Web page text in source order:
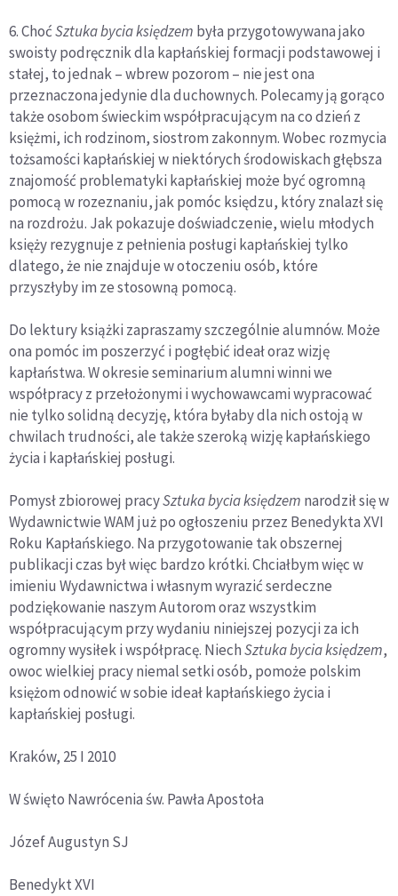
6. ChoćSztuka bycia księdzem była przygotowywana jako
swoisty podręcznik dla kapłańskiej formacji podstawowej i
stałej, to jednak – wbrew pozorom – nie jest ona
przeznaczona jedynie dla duchownych. Polecamy ją gorąco
także osobom świeckim współpracującym na co dzień z
księżmi, ich rodzinom, siostrom zakonnym. Wobec rozmycia
tożsamości kapłańskiej w niektórych środowiskach głębsza
znajomość problematyki kapłańskiej może być ogromną
pomocą w rozeznaniu, jak pomóc księdzu, który znalazł się
na rozdrożu. Jak pokazuje doświadczenie, wielu młodych
księży rezygnuje z pełnienia posługi kapłańskiej tylko
dlatego, że nie znajduje w otoczeniu osób, które
przyszłyby im ze stosowną pomocą.
Do lektury książki zapraszamy szczególnie alumnów. Może
ona pomóc im poszerzyć i pogłębić ideał oraz wizję
kapłaństwa. W okresie seminarium alumni winni we
współpracy z przełożonymi i wychowawcami wypracować
nie tylko solidną decyzję, która byłaby dla nich ostoją w
chwilach trud­ności, ale także szeroką wizję kapłańskiego
życia i kapłańskiej posługi.
Pomysł zbiorowej pracySztuka bycia księdzem narodził się w
Wydaw­nictwie WAM już po ogłoszeniu przez Benedykta XVI
Roku Kapłańskiego. Na przygotowanie tak obszernej
publikacji czas był więc bardzo krótki. Chciałbym więc w
imieniu Wydawnictwa i własnym wyrazić serdeczne
podziękowanie naszym Autorom oraz wszystkim
współpracującym przy wy­daniu niniejszej pozycji za ich
ogromny wysiłek i współpracę. NiechSztukabycia księdzem,
owoc wielkiej pracy niemal setki osób, pomoże polskim
księżom odnowić w sobie ideał kapłańskiego życia i
kapłańskiej posługi.
Kraków, 25 I 2010
W święto Nawrócenia św. Pawła Apostoła
Józef Augustyn SJ
Benedykt XVI